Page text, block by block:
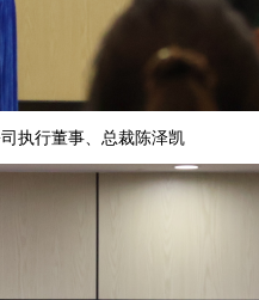
执行董事、总裁陈泽凯